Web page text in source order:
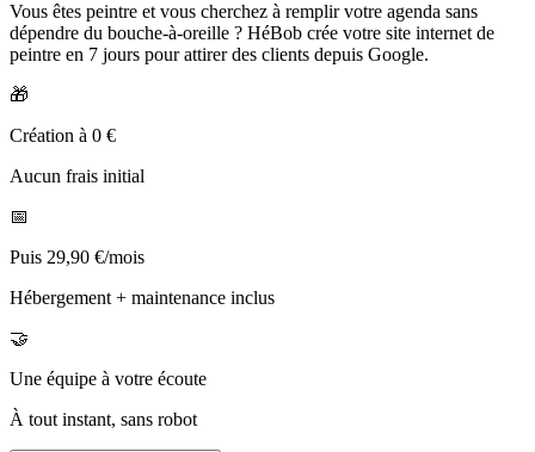
Vous êtes peintre et vous cherchez à remplir votre agenda sans
dépendre du bouche-à-oreille ? HéBob crée votre site internet de
peintre en 7 jours pour attirer des clients depuis Google.
🎁
Création à 0 €
Aucun frais initial
📅
Puis 29,90 €/mois
Hébergement + maintenance inclus
🤝
Une équipe à votre écoute
À tout instant, sans robot